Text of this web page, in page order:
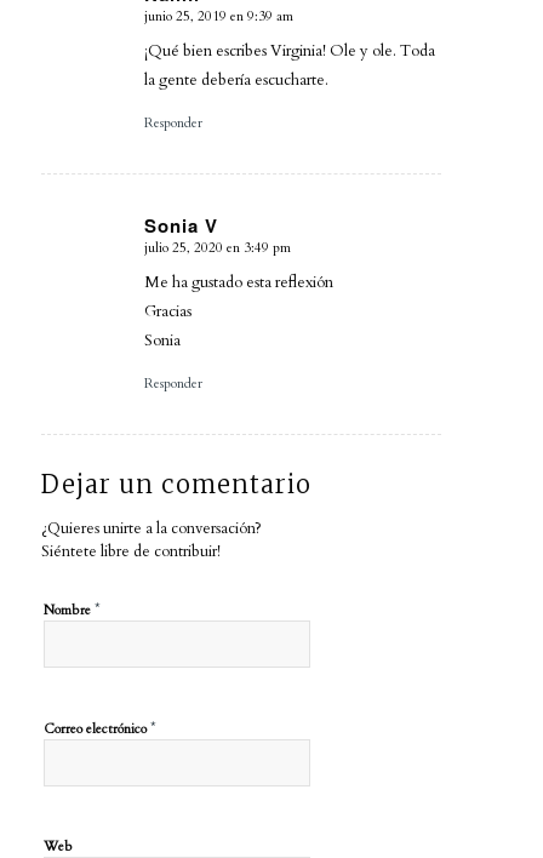
Dice:
junio 25, 2019 en 9:39 am
¡Qué bien escribes Virginia! Ole y ole. Toda
la gente debería escucharte.
Responder
Sonia V
Dice:
julio 25, 2020 en 3:49 pm
Me ha gustado esta reflexión
Gracias
Sonia
Responder
Dejar un comentario
¿Quieres unirte a la conversación?
Siéntete libre de contribuir!
Nombre *
Correo electrónico*
Web